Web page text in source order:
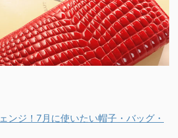
ンジ！7月に使いたい帽子・バッグ・